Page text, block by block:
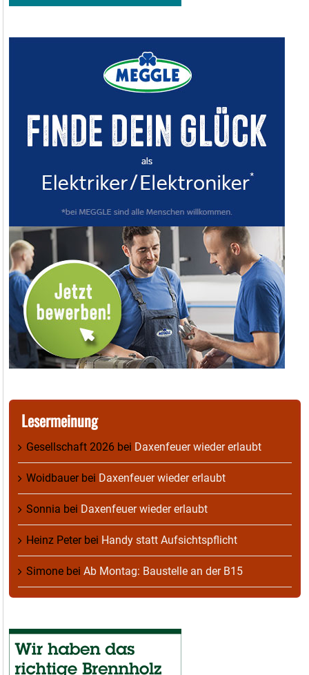
Lesermeinung
Gesellschaft 2026 bei Daxenfeuer wieder erlaubt
Woidbauerbei Daxenfeuer wieder erlaubt
Sonnia bei Daxenfeuer wieder erlaubt
Heinz Peterbei Handy statt Aufsichtspflicht
Simone bei Ab Montag: Baustelle an der B15